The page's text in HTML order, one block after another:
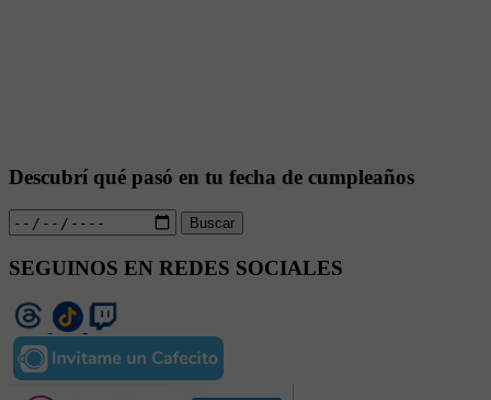
Descubrí qué pasó en tu fecha de cumpleaños
Buscar
SEGUINOS EN REDES SOCIALES